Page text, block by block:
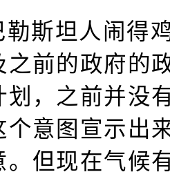
勒斯坦人闹得
之前的政府的
划，之前并没
个意图宣示出
。但现在气候